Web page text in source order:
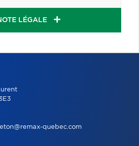
LÉGALE
quebec.com